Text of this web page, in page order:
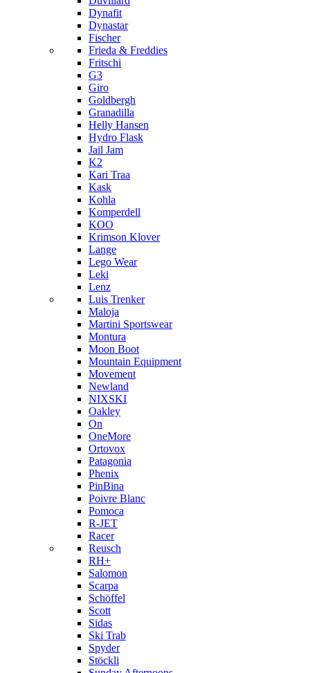
Dynafit
Dynastar
Fischer
Frieda & Freddies
Fritschi
G3
Giro
Goldbergh
Granadilla
Helly Hansen
Hydro Flask
Jail Jam
K2
Kari Traa
Kask
Kohla
Komperdell
KOO
Krimson Klover
Lange
Lego Wear
Leki
Lenz
Luis Trenker
Maloja
Martini Sportswear
Montura
Moon Boot
Mountain Equipment
Movement
Newland
NIXSKI
Oakley
On
OneMore
Ortovox
Patagonia
Phenix
PinBina
Poivre Blanc
Pomoca
R-JET
Racer
Reusch
RH+
Salomon
Scarpa
Schöffel
Scott
Sidas
Ski Trab
Spyder
Stöckli